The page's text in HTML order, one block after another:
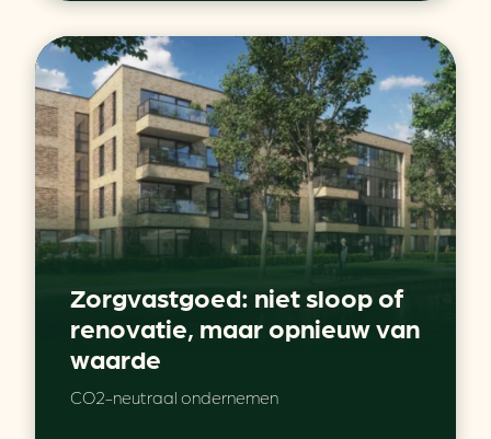
Zorgvastgoed: niet sloop of
renovatie, maar opnieuw van
waarde
CO2-neutraal ondernemen